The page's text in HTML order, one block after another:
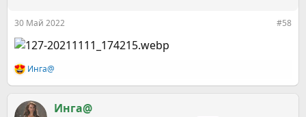
30 Май 2022 #58
Р
е
к
Инга@
Инга@